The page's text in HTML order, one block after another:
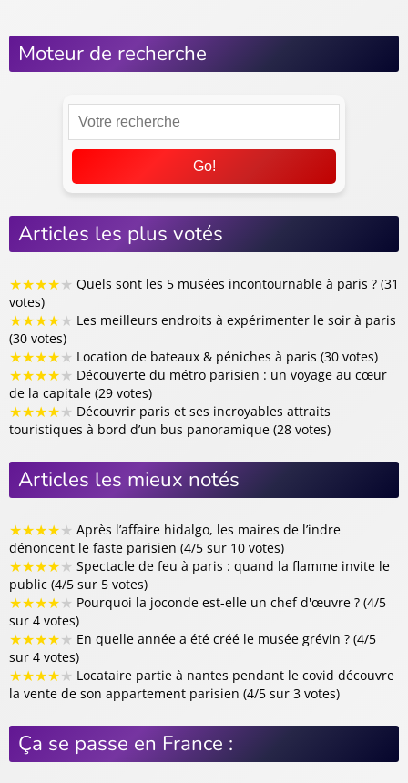
Moteur de recherche
Go!
Articles les plus votés
★★★★★ Quels sont les 5 musées incontournable à paris ? (31
votes)
★★★★★ Les meilleurs endroits à expérimenter le soir à paris
(30 votes)
★★★★★ Location de bateaux & péniches à paris (30 votes)
★★★★★ Découverte du métro parisien : un voyage au cœur
de la capitale (29 votes)
★★★★★ Découvrir paris et ses incroyables attraits
touristiques à bord d’un bus panoramique (28 votes)
Articles les mieux notés
★★★★★ Après l’affaire hidalgo, les maires de l’indre
dénoncent le faste parisien (4/5 sur 10 votes)
★★★★★ Spectacle de feu à paris : quand la flamme invite le
public (4/5 sur 5 votes)
★★★★★ Pourquoi la joconde est-elle un chef d'œuvre ? (4/5
sur 4 votes)
★★★★★ En quelle année a été créé le musée grévin ? (4/5
sur 4 votes)
★★★★★ Locataire partie à nantes pendant le covid découvre
la vente de son appartement parisien (4/5 sur 3 votes)
Ça se passe en France :